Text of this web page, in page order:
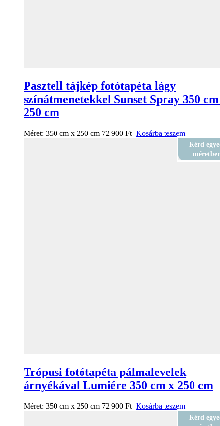
Pasztell tájkép fotótapéta lágy
színátmenetekkel Sunset Spray 350
250 cm
Méret: 350 cm x 250 cm 72 900 Ft Kosárba teszem
Kérd
Trópusi fotótapéta pálmalevelek
árnyékával Lumiére 350 cm x 250 cm
Méret: 350 cm x 250 cm 72 900 Ft Kosárba teszem
Kérd